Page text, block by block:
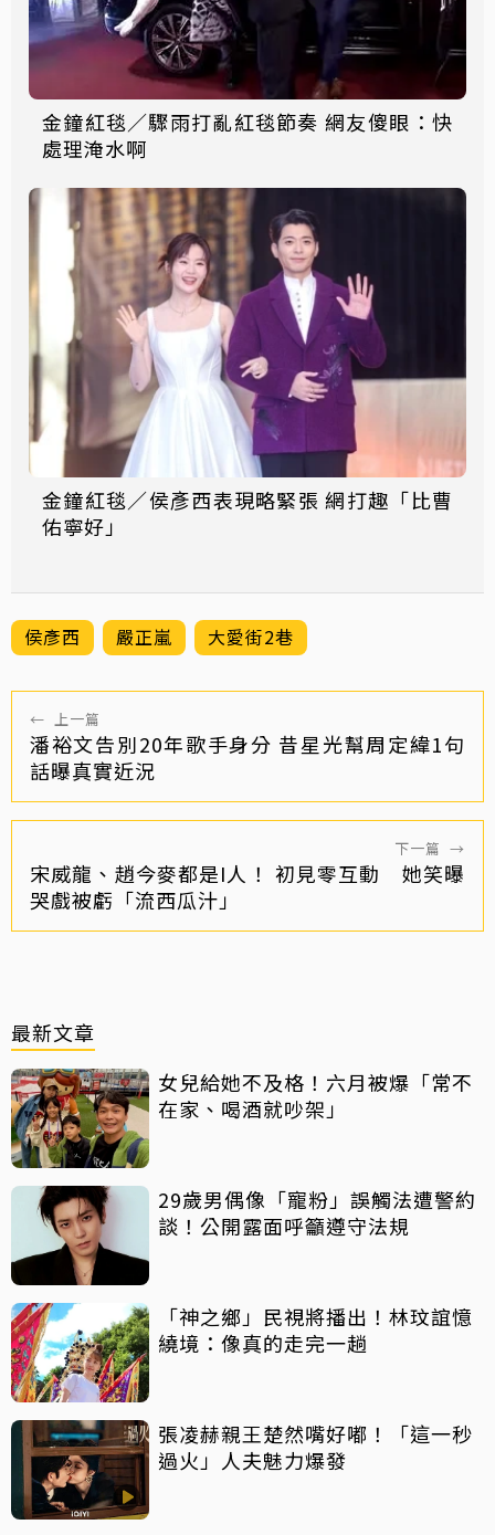
金鐘紅毯／驟雨打亂紅毯節奏 網友傻眼：快
處理淹水啊
金鐘紅毯／侯彥西表現略緊張 網打趣「比曹
佑寧好」
侯彥西 嚴正嵐 大愛街2巷
← 上一篇
潘裕文告別20年歌手身分 昔星光幫周定緯1句
話曝真實近況
下一篇 →
宋威龍、趙今麥都是I人！ 初見零互動 她笑曝
哭戲被虧「流西瓜汁」
最新文章
女兒給她不及格！六月被爆「常不
在家、喝酒就吵架」
29歲男偶像「寵粉」誤觸法遭警約
談！公開露面呼籲遵守法規
「神之鄉」民視將播出！林玟誼憶
繞境：像真的走完一趟
張凌赫親王楚然嘴好嘟！「這一秒
過火」人夫魅力爆發